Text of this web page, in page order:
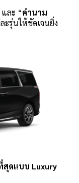
และ “คำนาม
ะรุ่นให้ชัดเจนยิ่ง
สุดแบบ Luxury